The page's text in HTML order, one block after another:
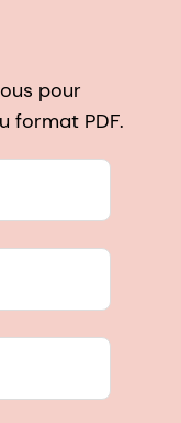
pour
format PDF.